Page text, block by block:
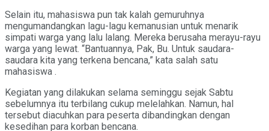
Selain itu, mahasiswa pun tak kalah gemuruhnya
mengumandangkan lagu-lagu kemanusian untuk menarik
simpati warga yang lalu lalang. Mereka berusaha merayu-rayu
warga yang lewat. “Bantuannya, Pak, Bu. Untuk saudara-
saudara kita yang terkena bencana,” kata salah satu
mahasiswa .
Kegiatan yang dilakukan selama seminggu sejak Sabtu
sebelumnya itu terbilang cukup melelahkan. Namun, hal
tersebut diacuhkan para peserta dibandingkan dengan
kesedihan para korban bencana.